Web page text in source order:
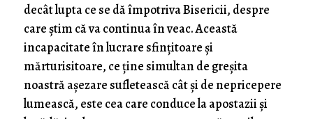
decât lupta ce se dă împotriva Bisericii, despre
care ştim că va continua în veac. Această
incapacitate în lucrare sfinţitoare şi
mărturisitoare, ce ţine simultan de greşita
noastră aşezare sufletească cât şi de nepricepere
lumească, este cea care conduce la apostazii şi